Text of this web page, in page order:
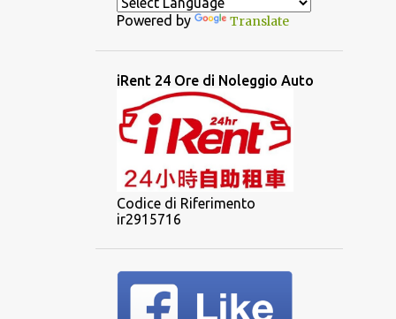
Powered by Translate
iRent 24 Ore di Noleggio Auto
Codice di Riferimento
ir2915716